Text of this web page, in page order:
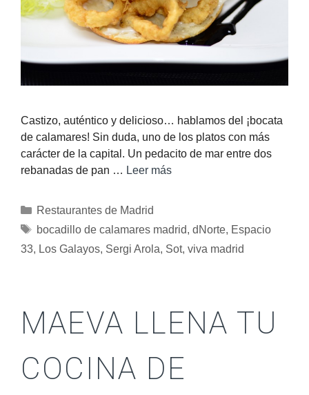
Castizo, auténtico y delicioso… hablamos del ¡bocata
de calamares! Sin duda, uno de los platos con más
carácter de la capital. Un pedacito de mar entre dos
rebanadas de pan … Leer más
Restaurantes de Madrid
bocadillo de calamares madrid, dNorte, Espacio
33, Los Galayos, Sergi Arola, Sot, viva madrid
MAEVA LLENA TU
COCINA DE